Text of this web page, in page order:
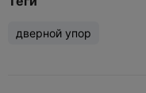
дверной упор